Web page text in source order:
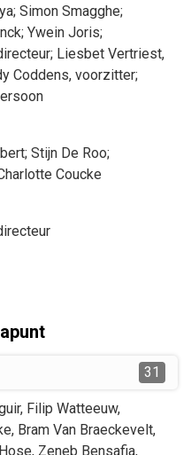
; Simon Smagghe;
; Ywein Joris;
; Liesbet Vertriest,
Coddens, voorzitter;
; Stijn De Roo;
Coucke
31
, Filip Watteeuw,
, Bram Van Braeckevelt,
, Zeneb Bensafia,